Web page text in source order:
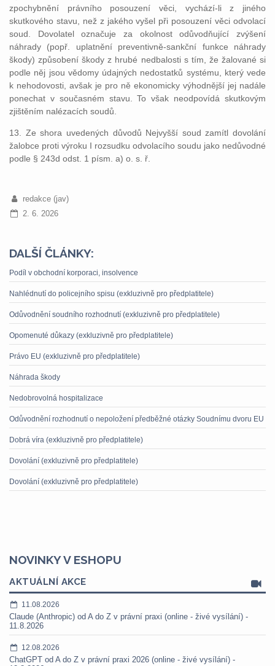
zpochybnění právního posouzení věci, vychází-li z jiného
skutkového stavu, než z jakého vyšel při posouzení věci odvolací
soud. Dovolatel označuje za okolnost odůvodňující zvýšení
náhrady (popř. uplatnění preventivně-sankční funkce náhrady
škody) způsobení škody z hrubé nedbalosti s tím, že žalované si
podle něj jsou vědomy údajných nedostatků systému, který vede
k nehodovosti, avšak je pro ně ekonomicky výhodnější jej nadále
ponechat v současném stavu. To však neodpovídá skutkovým
zjištěním nalézacích soudů.
13. Ze shora uvedených důvodů Nejvyšší soud zamítl dovolání
žalobce proti výroku I rozsudku odvolacího soudu jako nedůvodné
podle § 243d odst. 1 písm. a) o. s. ř.
redakce (jav)
2. 6. 2026
DALŠÍ ČLÁNKY:
Podíl v obchodní korporaci, insolvence
Nahlédnutí do policejního spisu (exkluzivně pro předplatitele)
Odůvodnění soudního rozhodnutí (exkluzivně pro předplatitele)
Opomenuté důkazy (exkluzivně pro předplatitele)
Právo EU (exkluzivně pro předplatitele)
Náhrada škody
Nedobrovolná hospitalizace
Odůvodnění rozhodnutí o nepoložení předběžné otázky Soudnímu dvoru EU
Dobrá víra (exkluzivně pro předplatitele)
Dovolání (exkluzivně pro předplatitele)
Dovolání (exkluzivně pro předplatitele)
NOVINKY V ESHOPU
AKTUÁLNÍ AKCE
11.08.2026
Claude (Anthropic) od A do Z v právní praxi (online - živé vysílání) -
11.8.2026
12.08.2026
ChatGPT od A do Z v právní praxi 2026 (online - živé vysílání) -